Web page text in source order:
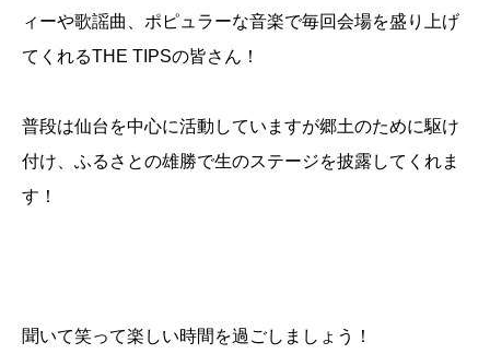
ィーや歌謡曲、ポピュラーな音楽で毎回会場を盛り上げ
てくれるTHE TIPSの皆さん！
普段は仙台を中心に活動していますが郷土のために駆け
付け、ふるさとの雄勝で生のステージを披露してくれま
す！
聞いて笑って楽しい時間を過ごしましょう！